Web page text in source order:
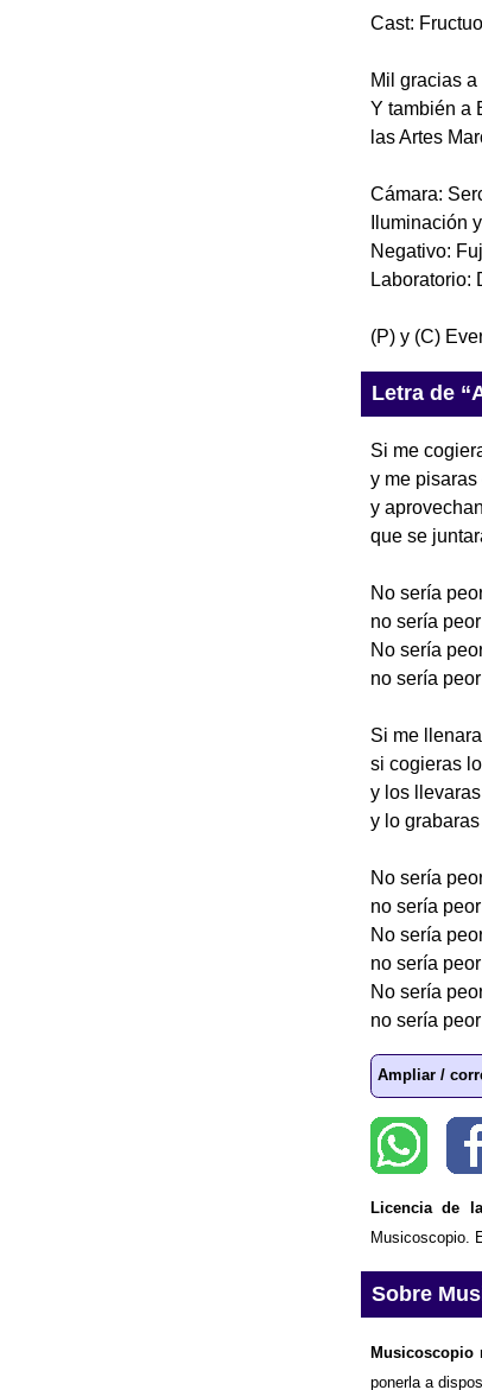
Cast:
Mil gracias
Y también a
las Artes
Cámara:
Iluminación
Negativo:
Laboratorio:
(P) y (C)
Letra de
Si me
y me
y
que se
No sería
no sería
No sería
no sería
Si me
si cogieras
y los
y lo
No sería
no sería
No sería
no sería
No sería
no sería
Ampliar /
Licencia de
Musicoscopio.
Sobre
Musicoscopio
ponerla a